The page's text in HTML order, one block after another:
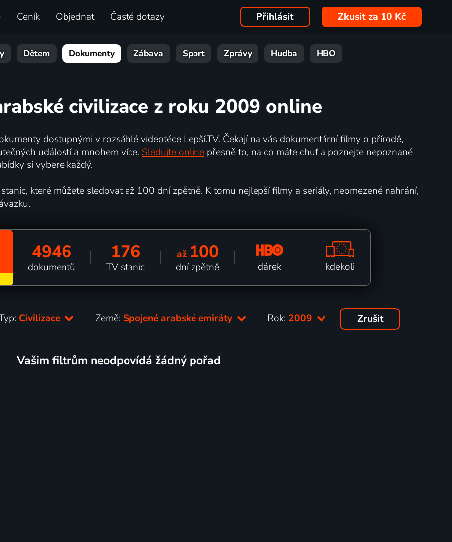
Ceník Objednat Časté dotazy Přihlásit Zkusit za 10 Kč
Dětem Dokumenty Zábava Sport Zprávy Hudba HBO
civilizace z roku 2009 online
dostupnými v rozsáhlé videotéce Lepší.TV. Čekají na vás dokumentární filmy o přírodě,
událostí a mnohem více. Sledujte onlinepřesně to, na co máte chuť a poznejte nepoznané
si vybere každý.
které můžete sledovat až 100 dní zpětně. K tomu nejlepší filmy a seriály, neomezené nahrání,
4946
dokumentů
176
TV stanic
až 100
dní zpětně dárek kdekoli
Civilizace Země: Spojené arabské emiráty Rok: 2009 Zrušit
Vašim filtrům neodpovídá žádný pořad